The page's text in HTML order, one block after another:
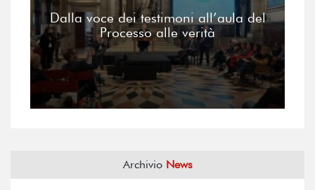
Dalla voce dei testimoni all’aula del
Processo alle verità
Archivio News